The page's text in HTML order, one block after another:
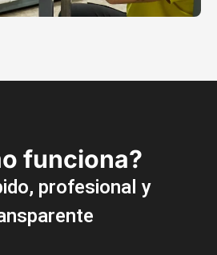
funciona?
profesional y